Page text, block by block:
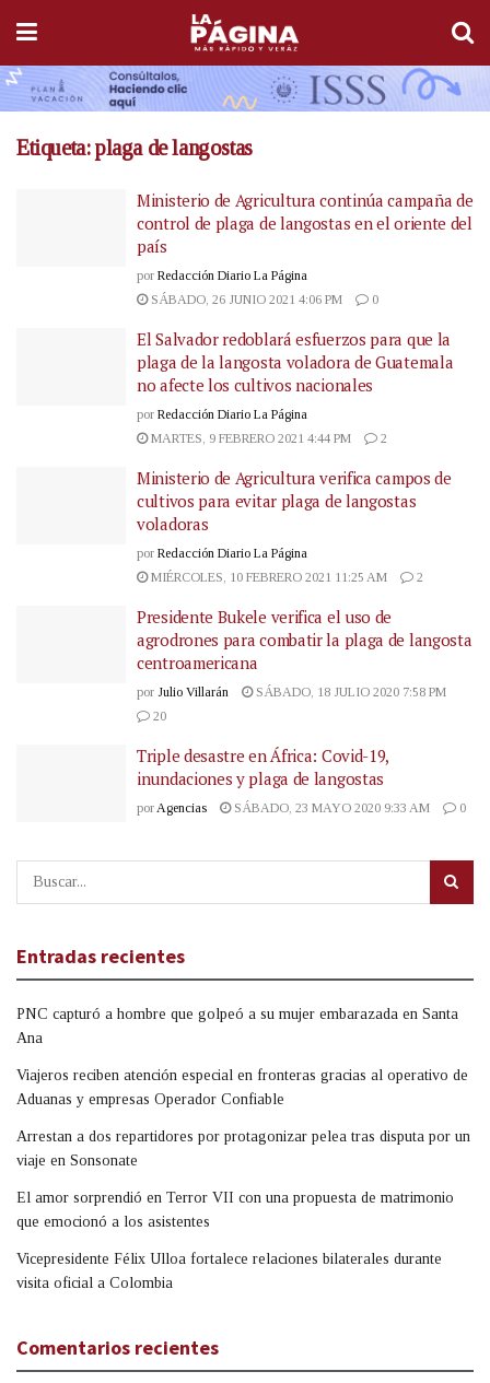
Etiqueta:plaga de langostas
Ministerio de Agricultura continúa campaña de
control de plaga de langostas en el oriente del
país
por Redacción Diario La Página
SÁBADO, 26 JUNIO 2021 4:06 PM
0
El Salvador redoblará esfuerzos para que la
plaga de la langosta voladora de Guatemala
no afecte los cultivos nacionales
por Redacción Diario La Página
MARTES, 9 FEBRERO 2021 4:44 PM
2
Ministerio de Agricultura verifica campos de
cultivos para evitar plaga de langostas
voladoras
por Redacción Diario La Página
MIÉRCOLES, 10 FEBRERO 2021 11:25 AM
2
Presidente Bukele verifica el uso de
agrodrones para combatir la plaga de langosta
centroamericana
por Julio Villarán
SÁBADO, 18 JULIO 2020 7:58 PM
20
Triple desastre en África: Covid-19,
inundaciones y plaga de langostas
por Agencias SÁBADO, 23 MAYO 2020 9:33 AM 0
Entradas recientes
PNC capturó a hombre que golpeó a su mujer embarazada en Santa
Ana
Viajeros reciben atención especial en fronteras gracias al operativo de
Aduanas y empresas Operador Confiable
Arrestan a dos repartidores por protagonizar pelea tras disputa por un
viaje en Sonsonate
El amor sorprendió en Terror VII con una propuesta de matrimonio
que emocionó a los asistentes
Vicepresidente Félix Ulloa fortalece relaciones bilaterales durante
visita oficial a Colombia
Comentarios recientes